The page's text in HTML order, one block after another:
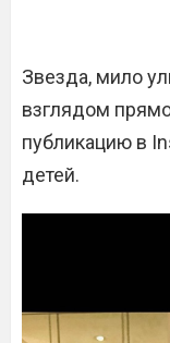
Звезда, мило
взглядом
публикацию в
детей.